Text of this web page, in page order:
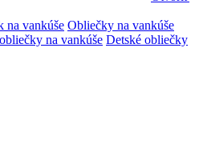
na vankúše Obliečky na vankúše
na vankúše Detské obliečky